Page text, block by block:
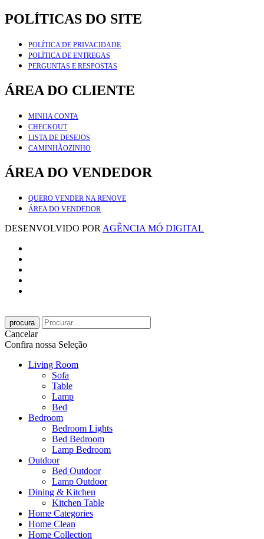
POLÍTICAS DO SITE
POLÍTICA DE PRIVACIDADE
POLÍTICA DE ENTREGAS
PERGUNTAS E RESPOSTAS
ÁREA DO CLIENTE
MINHA CONTA
CHECKOUT
LISTA DE DESEJOS
CAMINHÃOZINHO
ÁREA DO VENDEDOR
QUERO VENDER NA RENOVE
ÁREA DO VENDEDOR
DESENVOLVIDO POR AGÊNCIA MÓ DIGITAL
procura
Cancelar
Confira nossa Seleção
Living Room
Sofa
Table
Lamp
Bed
Bedroom
Bedroom Lights
Bed Bedroom
Lamp Bedroom
Outdoor
Bed Outdoor
Lamp Outdoor
Dining & Kitchen
Kitchen Table
Home Categories
Home Clean
Home Collection